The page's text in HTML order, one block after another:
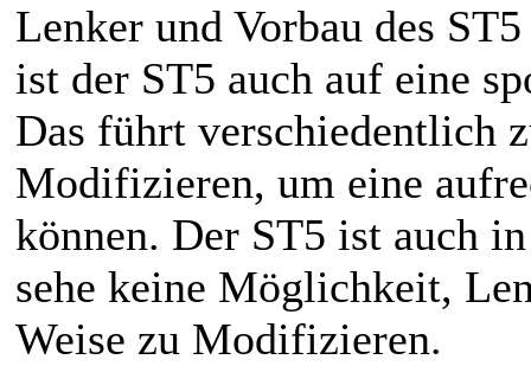
Lenker und Vorbau des
ist der ST5 auch auf eine
Das führt verschiedentlich
Modifizieren, um eine
können. Der ST5 ist auch
sehe keine Möglichkeit,
Weise zu Modifizieren.